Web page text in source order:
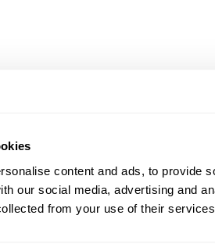
content and ads, to provide
our social media, advertising and
from your use of their